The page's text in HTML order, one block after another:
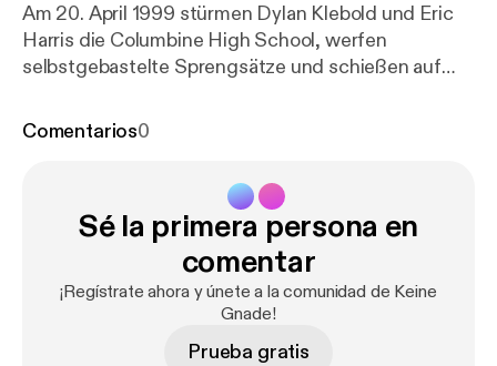
Am 20. April 1999 stürmen Dylan Klebold und Eric
Harris die Columbine High School, werfen
selbstgebastelte Sprengsätze und schießen auf
richten die beiden Täter sich selbst und
Comentarios0
Sé la primera persona en
comentar
¡Regístrate ahora y únete a la comunidad de Keine
Gnade!
Prueba gratis